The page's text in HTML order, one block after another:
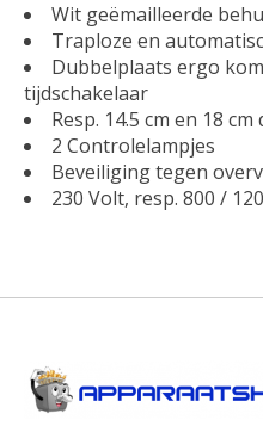
Wit geëmailleerde
Traploze en
Dubbelplaats ergo
tijdschakelaar
Resp. 14.5 cm en 18
2 Controlelampjes
Beveiliging tegen
230 Volt, resp. 800 /